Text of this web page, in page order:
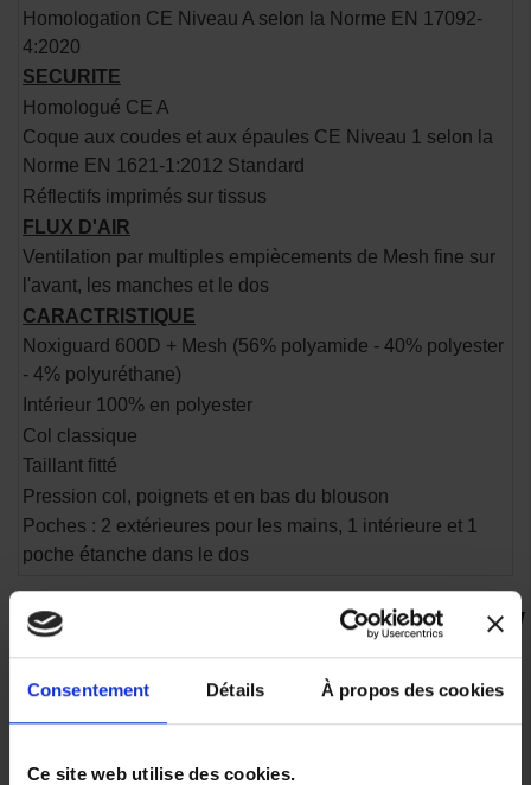
Consentement Détails À propos des cookies
Ce site web utilise des cookies.
Homologation CE Niveau A selon la Norme EN 17092-
4:2020
SECURITE
Homologué CE A
Coque aux coudes et aux épaules CE Niveau 1 selon la
Norme EN 1621-1:2012 Standard
Réflectifs imprimés sur tissus
FLUX D'AIR
Ventilation par multiples empiècements de Mesh fine sur
l'avant, les manches et le dos
CARACTRISTIQUE
Noxiguard 600D + Mesh (56% polyamide - 40% polyester
- 4% polyuréthane)
Intérieur 100% en polyester
Col classique
Taillant fitté
Pression col, poignets et en bas du blouson
Poches : 2 extérieures pour les mains, 1 intérieure et 1
poche étanche dans le dos
VOUS AIMEREZ AUSSI
-50%